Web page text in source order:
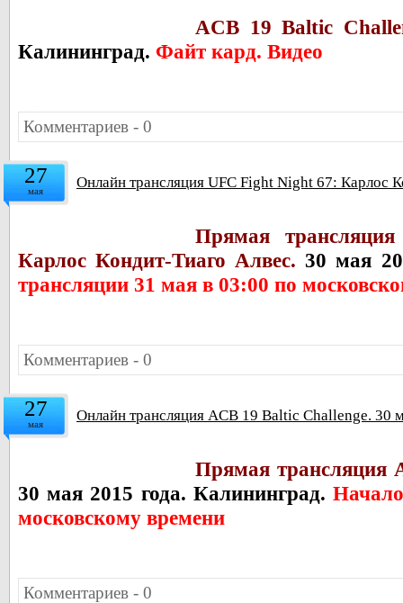
ACB 19 Baltic
Калининград. Файт кард. Видео
Комментариев - 0
27
мая Онлайн трансляция UFC Fight Night 67: Карлос
Прямая
Карлос Кондит-Тиаго Алвес.30 мая
трансляции 31 мая в 03:00 по
Комментариев - 0
27
мая Онлайн трансляция ACB 19 Baltic Challenge. 30
Прямая трансляция
30 мая 2015 года. Калининград.
московскому времени
Комментариев - 0